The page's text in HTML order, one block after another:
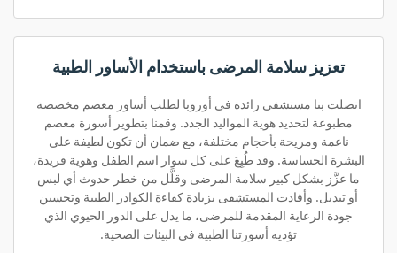
تعزيز سلامة المرضى باستخدام الأساور الطبية
اتصلت بنا مستشفى رائدة في أوروبا لطلب أساور معصم مخصصة
مطبوعة لتحديد هوية المواليد الجدد. وقمنا بتطوير أسورة معصم
ناعمة ومريحة بأحجام مختلفة، مع ضمان أن تكون لطيفة على
البشرة الحساسة. وقد طُبِعَ على كل سوار اسم الطفل وهوية فريدة،
ما عزَّز بشكل كبير سلامة المرضى وقلَّل من خطر حدوث أي لبس
أو تبديل. وأفادت المستشفى بزيادة كفاءة الكوادر الطبية وتحسين
جودة الرعاية المقدمة للمرضى، ما يدل على الدور الحيوي الذي
تؤديه أسورتنا الطبية في البيئات الصحية.